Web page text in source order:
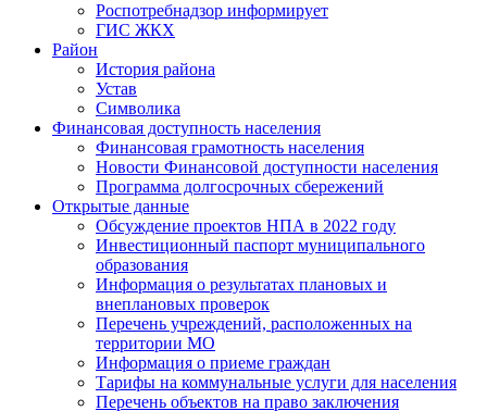
Роспотребнадзор информирует
ГИС ЖКХ
Район
История района
Устав
Символика
Финансовая доступность населения
Финансовая грамотность населения
Новости Финансовой доступности населения
Программа долгосрочных сбережений
Открытые данные
Обсуждение проектов НПА в 2022 году
Инвестиционный паспорт муниципального
образования
Информация о результатах плановых и
внеплановых проверок
Перечень учреждений, расположенных на
территории МО
Информация о приеме граждан
Тарифы на коммунальные услуги для населения
Перечень объектов на право заключения